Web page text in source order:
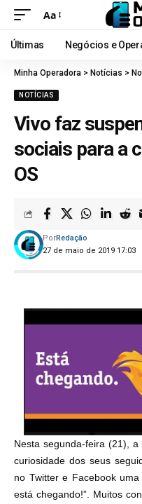
Aa
Últimas Negócios e
Minha Operadora > Notícias >
NOTÍCIAS
Vivo faz
sociais para a
OS
27 de maio de 2019 17:03
PorRedação
Nesta segunda-feira (21), a
curiosidade dos seus
no Twitter e Facebook
está chegando!”. Muitos